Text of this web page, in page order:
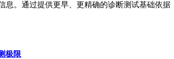
息。通过提供更早、更精确的诊断测试基础依
极限